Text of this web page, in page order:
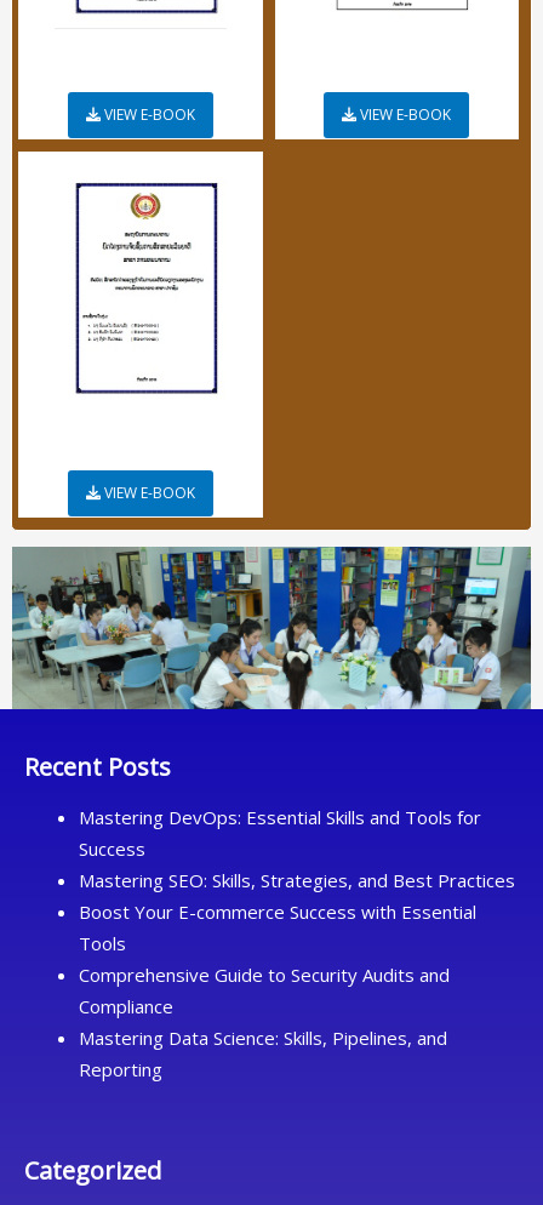
VIEW E-BOOK VIEW E-BOOK
VIEW E-BOOK
Recent Posts
Mastering DevOps: Essential Skills and Tools for
Success
Mastering SEO: Skills, Strategies, and Best Practices
Boost Your E-commerce Success with Essential
Tools
Comprehensive Guide to Security Audits and
Compliance
Mastering Data Science: Skills, Pipelines, and
Reporting
Categorized